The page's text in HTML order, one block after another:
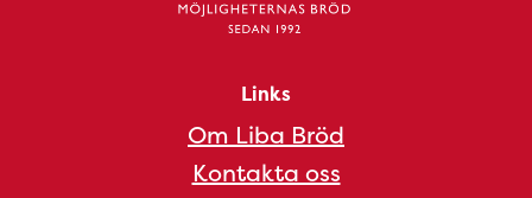
Links
Om Liba Bröd
Kontakta oss